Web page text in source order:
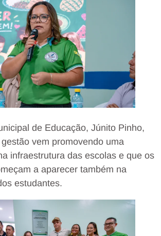
de Educação, Júnito Pinho,
vem promovendo uma
infraestrutura das escolas e que os
a aparecer também na
estudantes.